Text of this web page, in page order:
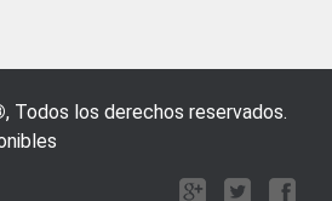
, Todos los derechos reservados.